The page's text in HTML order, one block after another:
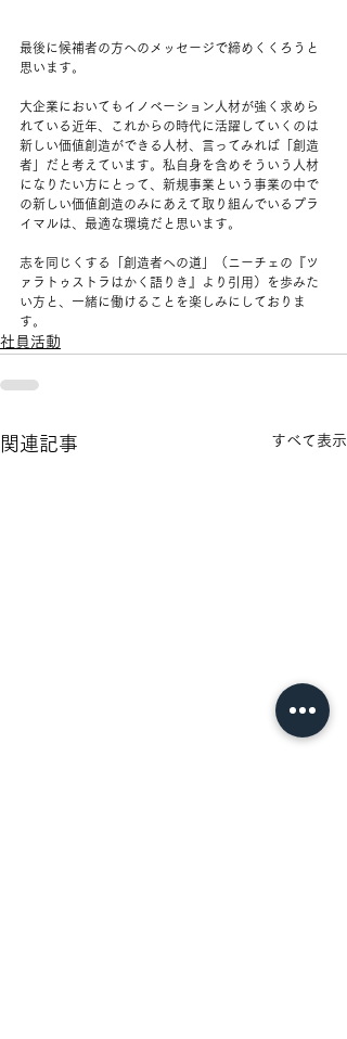
最後に候補者の方へのメッセージで締めくくろうと
思います。
大企業においてもイノベーション人材が強く求めら
れている近年、これからの時代に活躍していくのは
新しい価値創造ができる人材、言ってみれば「創造
者」だと考えています。私自身を含めそういう人材
になりたい方にとって、新規事業という事業の中で
の新しい価値創造のみにあえて取り組んでいるプラ
イマルは、最適な環境だと思います。
志を同じくする「創造者への道」（ニーチェの『ツ
ァラトゥストラはかく語りき』より引用）を歩みた
い方と、一緒に働けることを楽しみにしておりま
す。
社員活動
関連記事 すべて表示